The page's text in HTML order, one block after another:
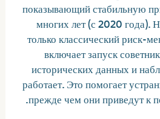
показывающий стабильную
многих лет (с 2020 года).
только классический риск-
включает запуск
исторических данных и
работает. Это помогает
прежде чем они приведут к